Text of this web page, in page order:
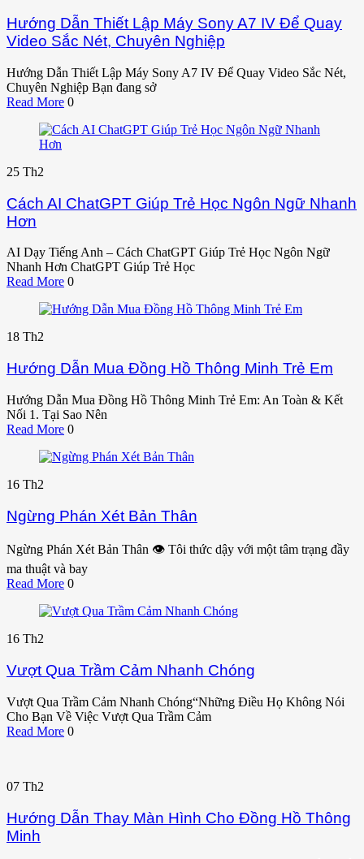
Hướng Dẫn Thiết Lập Máy Sony A7 IV Để Quay
Video Sắc Nét, Chuyên Nghiệp
Hướng Dẫn Thiết Lập Máy Sony A7 IV Để Quay Video Sắc Nét,
Chuyên Nghiệp Bạn đang sở
Read More 0
25 Th2
Cách AI ChatGPT Giúp Trẻ Học Ngôn Ngữ Nhanh
Hơn
AI Dạy Tiếng Anh – Cách ChatGPT Giúp Trẻ Học Ngôn Ngữ
Nhanh Hơn ChatGPT Giúp Trẻ Học
Read More 0
18 Th2
Hướng Dẫn Mua Đồng Hồ Thông Minh Trẻ Em
Hướng Dẫn Mua Đồng Hồ Thông Minh Trẻ Em: An Toàn & Kết
Nối 1. Tại Sao Nên
Read More 0
16 Th2
Ngừng Phán Xét Bản Thân
Ngừng Phán Xét Bản Thân 👁️ Tôi thức dậy với một tâm trạng đầy
ma thuật và bay
Read More 0
16 Th2
Vượt Qua Trầm Cảm Nhanh Chóng
Vượt Qua Trầm Cảm Nhanh Chóng“Những Điều Họ Không Nói
Cho Bạn Về Việc Vượt Qua Trầm Cảm
Read More 0
07 Th2
Hướng Dẫn Thay Màn Hình Cho Đồng Hồ Thông
Minh